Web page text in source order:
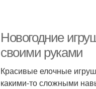
Новогодние
своими руками
Красивые елочные
какими-то сложными